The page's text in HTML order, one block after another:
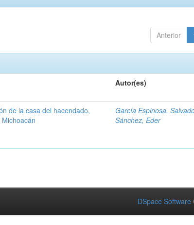
Anterior
Autor(es)
de la casa del hacendado,
García Espinosa,
Sánchez, Eder
DSpace Software